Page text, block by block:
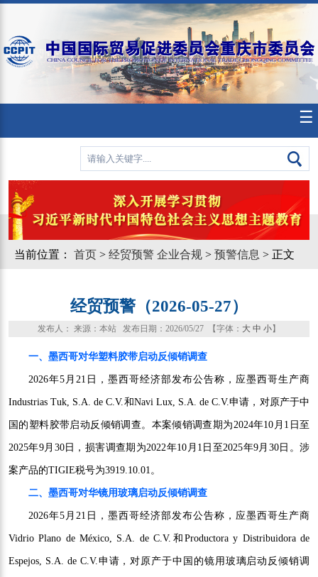
☰
当前位置： 首页 > 经贸预警 企业合规 > 预警信息 > 正文
经贸预警（2026-05-27）
发布人： 来源：本站 发布日期：2026/05/27 【字体： 大 中 小】
一、墨西哥对华塑料胶带启动反倾销调查
2026年5月21日，墨西哥经济部发布公告称，应墨西哥生产商
Industrias Tuk, S.A. de C.V.和Navi Lux, S.A. de C.V.申请，对原产于中
国的塑料胶带启动反倾销调查。本案倾销调查期为2024年10月1日至
2025年9月30日，损害调查期为2022年10月1日至2025年9月30日。涉
案产品的TIGIE税号为3919.10.01。
二、墨西哥对华镜用玻璃启动反倾销调查
2026年5月21日，墨西哥经济部发布公告称，应墨西哥生产商
Vidrio Plano de México, S.A. de C.V.和Productora y Distribuidora de
Espejos, S.A. de C.V.申请，对原产于中国的镜用玻璃启动反倾销调